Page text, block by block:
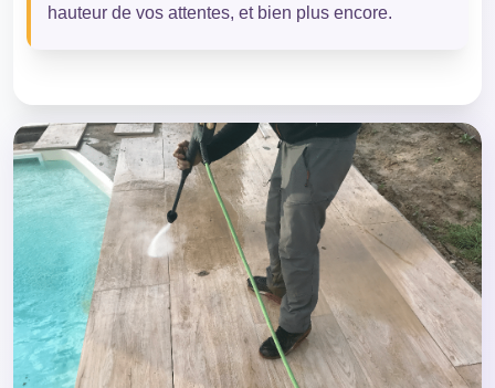
hauteur de vos attentes, et bien plus encore.